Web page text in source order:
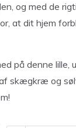
og med de
at dit hjem
på denne lille,
skægkræ og